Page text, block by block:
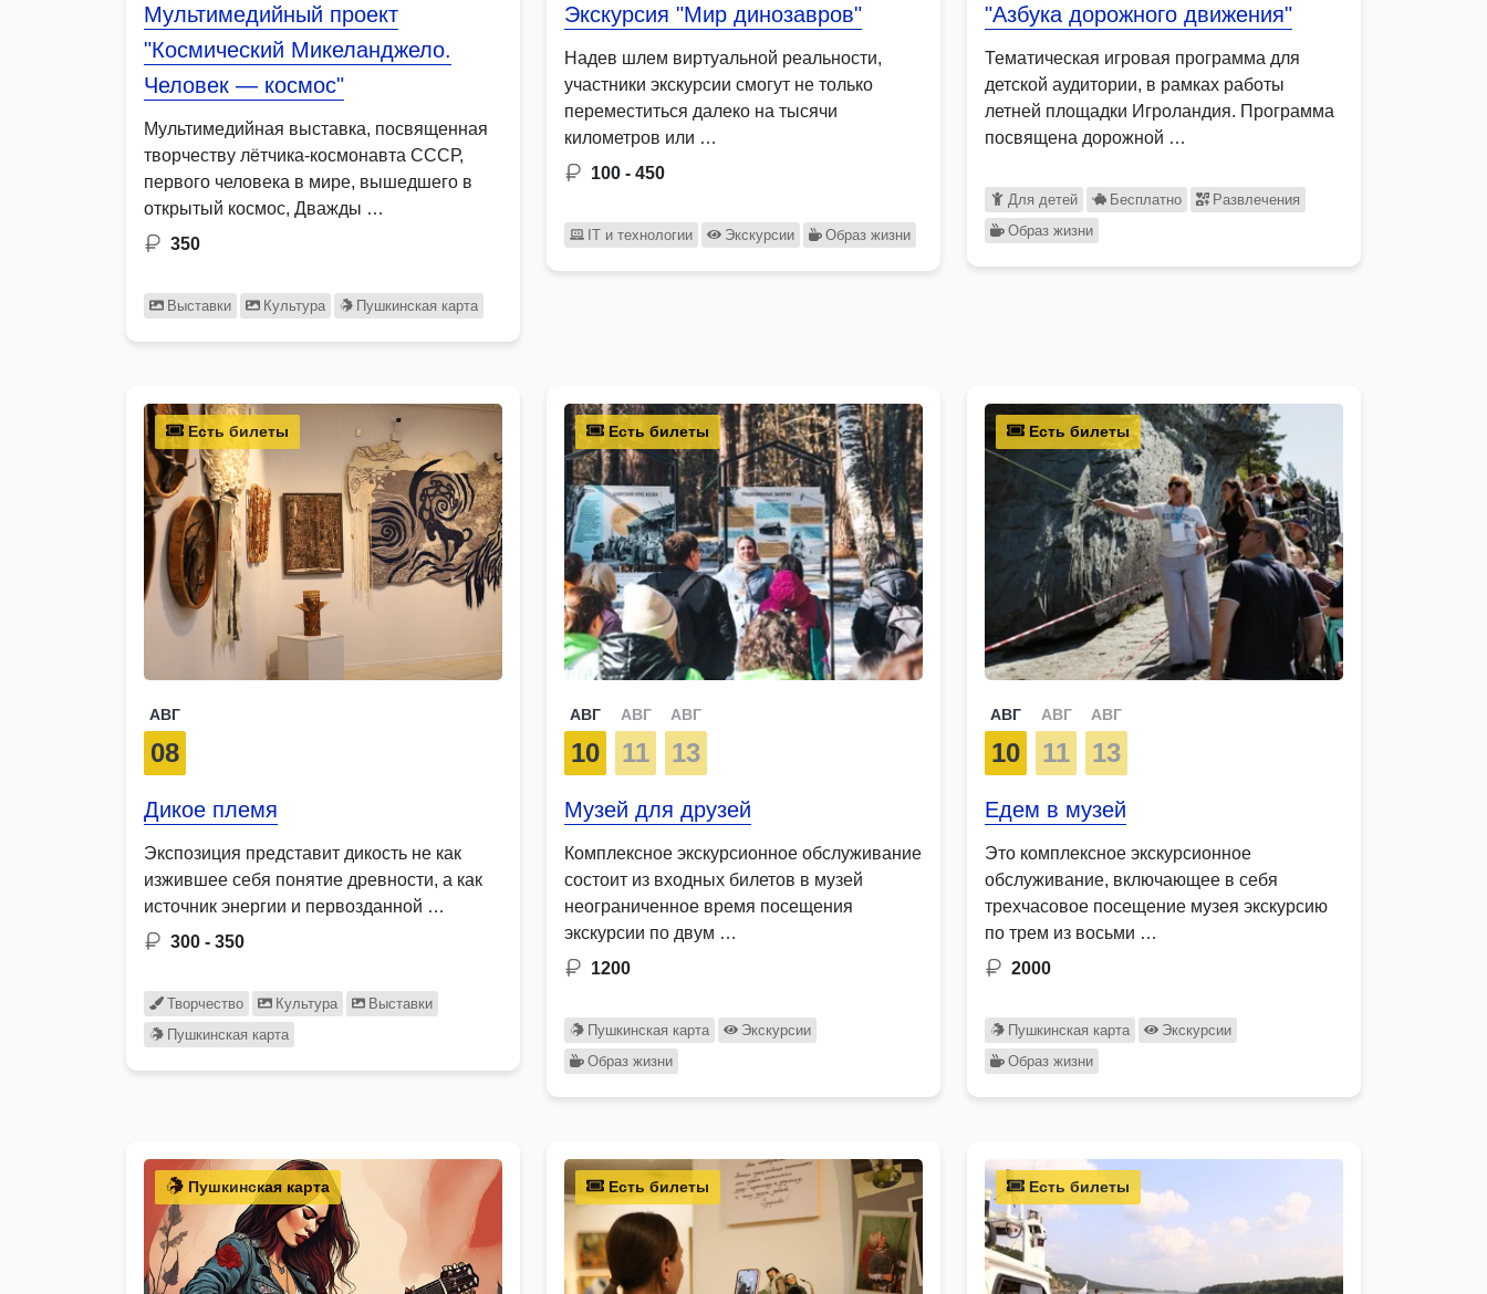
Мультимедийный проект
"Космический Микеланджело.
Человек — космос"
Мультимедийная выставка, посвященная
творчеству лётчика-космонавта СССР,
первого человека в мире, вышедшего в
открытый космос, Дважды …
350
Выставки Культура Пушкинская карта
Экскурсия "Мир динозавров"
Надев шлем виртуальной реальности,
участники экскурсии смогут не только
переместиться далеко на тысячи
километров или …
100 - 450
IT и технологии Экскурсии Образ жизни
"Азбука дорожного движения"
Тематическая игровая программа для
детской аудитории, в рамках работы
летней площадки Игроландия. Программа
посвящена дорожной …
Для детей Бесплатно
Развлечения
Образ жизни
Есть билеты
АВГ
08
Дикое племя
Экспозиция представит дикость не как
изжившее себя понятие древности, а как
источник энергии и первозданной …
300 - 350
Творчество Культура
Выставки
Пушкинская карта
Есть билеты
АВГ
10
АВГ
11
АВГ
13
Музей для друзей
Комплексное экскурсионное обслуживание
состоит из входных билетов в музей
неограниченное время посещения
экскурсии по двум …
1200
Пушкинская карта
Экскурсии
Образ жизни
Есть билеты
АВГ
10
АВГ
11
АВГ
13
Едем в музей
Это комплексное экскурсионное
обслуживание, включающее в себя
трехчасовое посещение музея экскурсию
по трем из восьми …
2000
Пушкинская карта
Экскурсии
Образ жизни
Пушкинская карта Есть билеты Есть билеты